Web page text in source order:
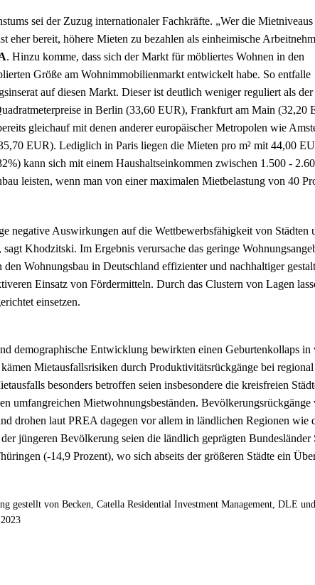
sei der Zuzug internationaler Fachkräfte. „Wer die Mietniveaus
eher bereit, höhere Mieten zu bezahlen als einheimische
. Hinzu komme, dass sich der Markt für möbliertes Wohnen in den
Größe am Wohnimmobilienmarkt entwickelt habe. So entfalle
auf diesen Markt. Dieser ist deutlich weniger reguliert als der
in Berlin (33,60 EUR), Frankfurt am Main (32,20
gleichauf mit denen anderer europäischer Metropolen wie
EUR). Lediglich in Paris liegen die Mieten pro m² mit 44,00
kann sich mit einem Haushaltseinkommen zwischen 1.500 -
leisten, wenn man von einer maximalen Mietbelastung von 40
negative Auswirkungen auf die Wettbewerbsfähigkeit von Städten
Khodzitski. Im Ergebnis verursache das geringe
Wohnungsbau in Deutschland effizienter und nachhaltiger
Einsatz von Fördermitteln. Durch das Clustern von Lagen
einsetzen.
demographische Entwicklung bewirkten einen Geburtenkollaps in
Mietausfallsrisiken durch Produktivitätsrückgänge bei regional
besonders betroffen seien insbesondere die kreisfreien
umfangreichen Mietwohnungsbeständen. Bevölkerungsrückgänge
drohen laut PREA dagegen vor allem in ländlichen Regionen wie
jüngeren Bevölkerung seien die ländlich geprägten Bundesländer
(-14,9 Prozent), wo sich abseits der größeren Städte ein
gestellt von Becken, Catella Residential Investment Management, DLE